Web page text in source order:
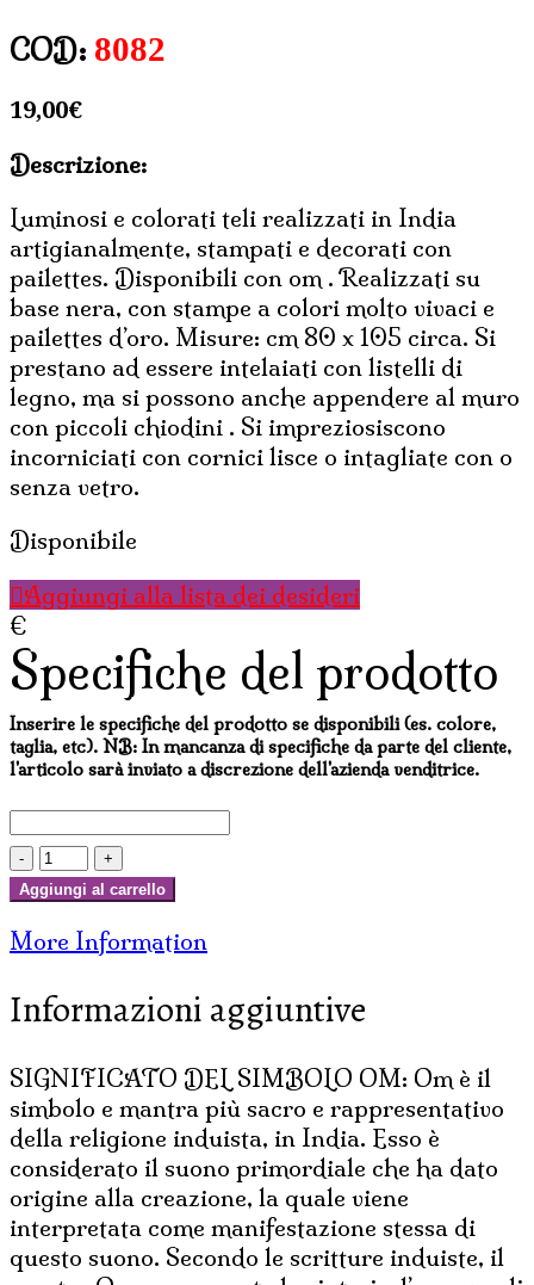
COD: 8082
19,00€
Descrizione:
Luminosi e colorati teli realizzati in India
artigianalmente, stampati e decorati con
pailettes. Disponibili con om . Realizzati su
base nera, con stampe a colori molto vivaci e
pailettes d’oro. Misure: cm 80 x 105 circa. Si
prestano ad essere intelaiati con listelli di
legno, ma si possono anche appendere al muro
con piccoli chiodini . Si impreziosiscono
incorniciati con cornici lisce o intagliate con o
senza vetro.
Disponibile
Aggiungi alla lista dei desideri
€
Specifiche del prodotto
Inserire le specifiche del prodotto se disponibili (es. colore,
taglia, etc). NB: In mancanza di specifiche da parte del cliente,
l'articolo sarà inviato a discrezione dell'azienda venditrice.
BATIK
INDIANO
CON
OM
quantità
Aggiungi al carrello
More Information
Informazioni aggiuntive
SIGNIFICATO DEL SIMBOLO OM: Om è il
simbolo e mantra più sacro e rappresentativo
della religione induista, in India. Esso è
considerato il suono primordiale che ha dato
origine alla creazione, la quale viene
interpretata come manifestazione stessa di
questo suono. Secondo le scritture induiste, il